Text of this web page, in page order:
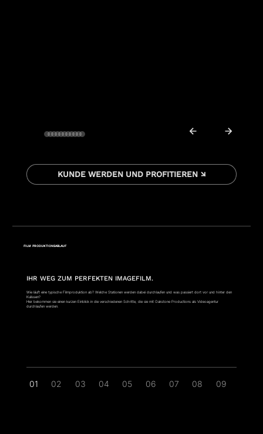
KUNDE WERDEN UND PROFITIEREN ↘
FILM PRODUKTIONSABLAUF
IHR WEG ZUM PERFEKTEN IMAGEFILM.
Wie läuft eine typische Filmproduktion ab? Welche Stationen werden dabei durchlaufen und was passiert dort vor und hinter den
Kulissen?
Hier bekommen sie einen kurzen Einblick in die verschiedenen Schritte, die sie mit Oakstone Productions als Videoagentur
durchlaufen werden.
01 02 03 04 05 06 07 08 09